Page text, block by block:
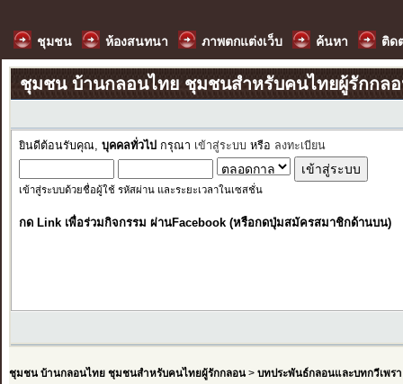
ชุมชน ห้องสนทนา ภาพตกแต่งเว็บ ค้นหา ติด
ชุมชน บ้านกลอนไทย ชุมชนสำหรับคนไทยผู้รักกล
ยินดีต้อนรับคุณ, บุคคลทั่วไป กรุณา เข้าสู่ระบบ หรือ ลงทะเบียน
เข้าสู่ระบบด้วยชื่อผู้ใช้ รหัสผ่าน และระยะเวลาในเซสชั่น
กด Link เพื่อร่วมกิจกรรม ผ่านFacebook (หรือกดปุ่มสมัครสมาชิกด้านบน)
ชุมชน บ้านกลอนไทย ชุมชนสำหรับคนไทยผู้รักกลอน> บทประพันธ์กลอนและบทกวีเพรา